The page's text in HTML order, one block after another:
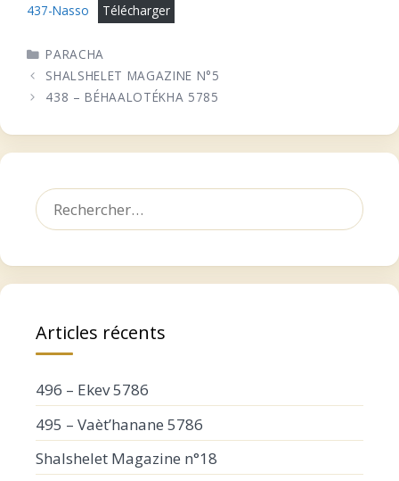
437-Nasso Télécharger
CATÉGORIES
PARACHA
SHALSHELET MAGAZINE N°5
438 – BÉHAALOTÉKHA 5785
Rechercher :
Articles récents
496 – Ekev 5786
495 – Vaèt’hanane 5786
Shalshelet Magazine n°18